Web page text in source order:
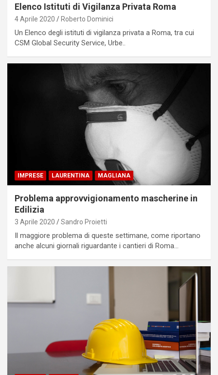
Elenco Istituti di Vigilanza Privata Roma
4 Aprile 2020 Roberto Dominici
Un Elenco degli istituti di vigilanza privata a Roma, tra cui
CSM Global Security Service, Urbe..
IMPRESE LAURENTINA MAGLIANA
Problema approvvigionamento mascherine in
Edilizia
3 Aprile 2020 Sandro Proietti
Il maggiore problema di queste settimane, come riportano
anche alcuni giornali riguardante i cantieri di Roma…